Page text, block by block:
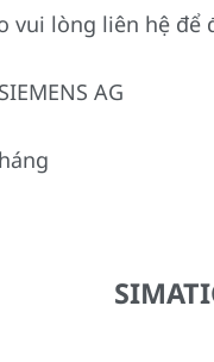
vui lòng liên hệ
AG